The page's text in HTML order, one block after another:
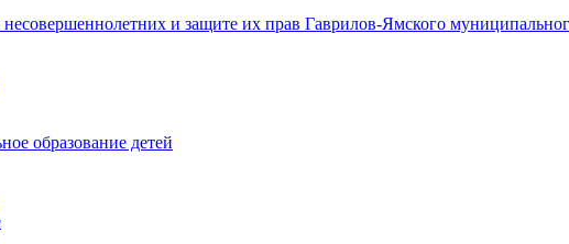
и защите их прав Гаврилов-Ямского
образование детей